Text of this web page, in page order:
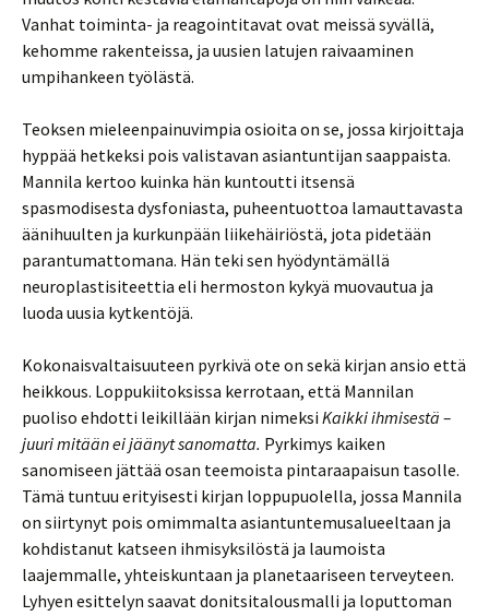
Vanhat toiminta- ja reagointitavat ovat meissä syvällä,
kehomme rakenteissa, ja uusien latujen raivaaminen
umpihankeen työlästä.
Teoksen mieleenpainuvimpia osioita on se, jossa kirjoittaja
hyppää hetkeksi pois valistavan asiantuntijan saappaista.
Mannila kertoo kuinka hän kuntoutti itsensä
spasmodisesta dysfoniasta, puheentuottoa lamauttavasta
äänihuulten ja kurkunpään liikehäiriöstä, jota pidetään
parantumattomana. Hän teki sen hyödyntämällä
neuroplastisiteettia eli hermoston kykyä muovautua ja
luoda uusia kytkentöjä.
Kokonaisvaltaisuuteen pyrkivä ote on sekä kirjan ansio että
heikkous. Loppukiitoksissa kerrotaan, että Mannilan
puoliso ehdotti leikillään kirjan nimeksi Kaikki ihmisestä –
juuri mitään ei jäänyt sanomatta. Pyrkimys kaiken
sanomiseen jättää osan teemoista pintaraapaisun tasolle.
Tämä tuntuu erityisesti kirjan loppupuolella, jossa Mannila
on siirtynyt pois omimmalta asiantuntemusalueeltaan ja
kohdistanut katseen ihmisyksilöstä ja laumoista
laajemmalle, yhteiskuntaan ja planetaariseen terveyteen.
Lyhyen esittelyn saavat donitsitalousmalli ja loputtoman